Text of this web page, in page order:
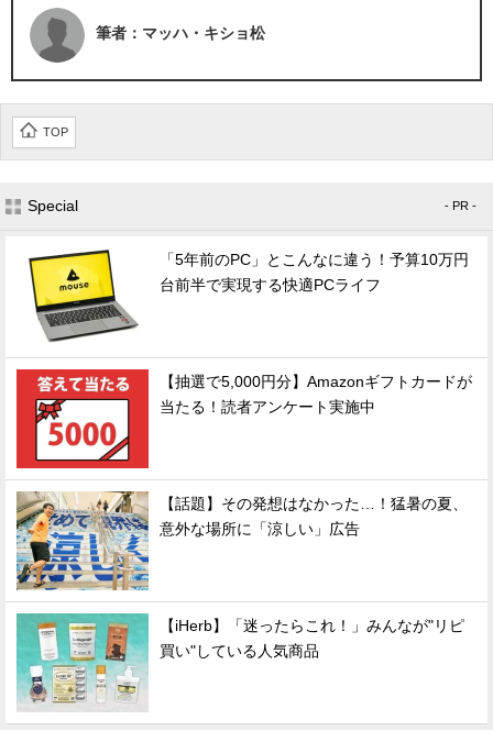
筆者：マッハ・キショ松
TOP
Special - PR -
「5年前のPC」とこんなに違う！予算10万円
台前半で実現する快適PCライフ
【抽選で5,000円分】Amazonギフトカードが
当たる！読者アンケート実施中
【話題】その発想はなかった…！猛暑の夏、
意外な場所に「涼しい」広告
【iHerb】「迷ったらこれ！」みんなが"リピ
買い"している人気商品